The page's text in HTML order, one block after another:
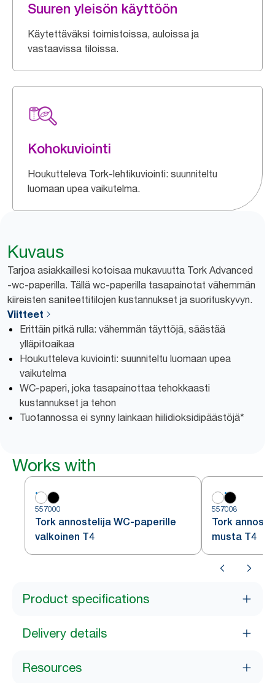
Suuren yleisön käyttöön
Käytettäväksi toimistoissa, auloissa ja
vastaavissa tiloissa.
Kohokuviointi
Houkutteleva Tork-lehtikuviointi: suunniteltu
luomaan upea vaikutelma.
Kuvaus
Tarjoa asiakkaillesi kotoisaa mukavuutta Tork Advanced
-wc-paperilla. Tällä wc-paperilla tasapainotat vähemmän
kiireisten saniteettitilojen kustannukset ja suorituskyvyn.
Viitteet
Erittäin pitkä rulla: vähemmän täyttöjä, säästää
ylläpitoaikaa
Houkutteleva kuviointi: suunniteltu luomaan upea
vaikutelma
WC-paperi, joka tasapainottaa tehokkaasti
kustannukset ja tehon
Tuotannossa ei synny lainkaan hiilidioksidipäästöjä*
Works with
557000
Tork annostelija WC-paperille
valkoinen T4
557008
Tork
musta T4
Product specifications
Delivery details
Resources